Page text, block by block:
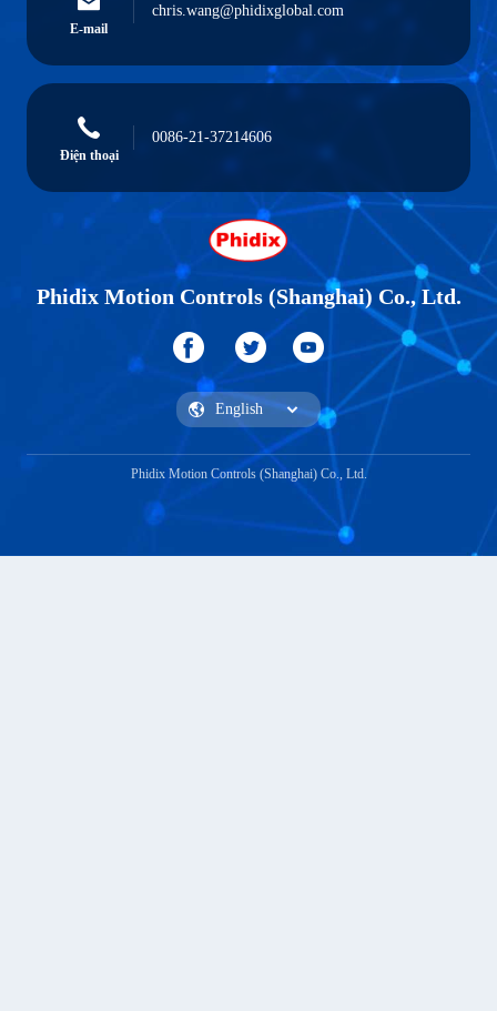
E-mail
chris.wang@phidixglobal.com
Điện thoại
0086-21-37214606
Phidix Motion Controls (Shanghai) Co., Ltd.
Phidix Motion Controls (Shanghai) Co., Ltd.